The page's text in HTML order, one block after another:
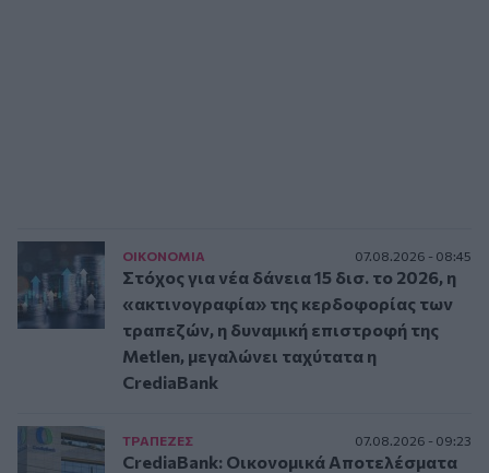
ΟΙΚΟΝΟΜΙΑ 07.08.2026 - 08:45
Στόχος για νέα δάνεια 15 δισ. το 2026, η
«ακτινογραφία» της κερδοφορίας των
τραπεζών, η δυναμική επιστροφή της
Metlen, μεγαλώνει ταχύτατα η
CrediaBank
ΤΡAΠΕΖΕΣ 07.08.2026 - 09:23
CrediaBank: Οικονομικά Αποτελέσματα